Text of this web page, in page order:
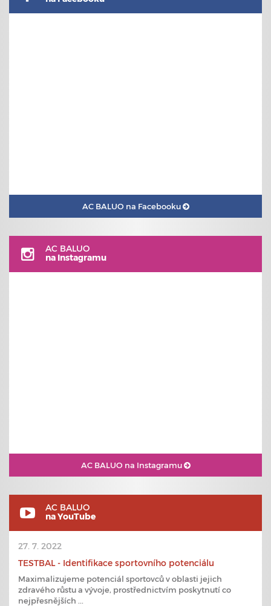
AC BALUO na Facebooku
AC BALUO
na Instagramu
AC BALUO na Instagramu
AC BALUO
na YouTube
27. 7. 2022
TESTBAL - Identifikace sportovního potenciálu
Maximalizujeme potenciál sportovců v oblasti jejich
zdravého růstu a vývoje, prostřednictvím poskytnutí co
nejpřesnějších ...